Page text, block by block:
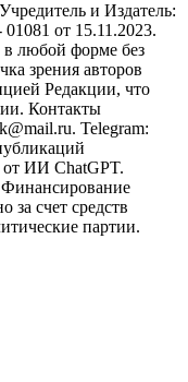
и Издатель:
от 15.11.2023.
в любой форме без
зрения авторов
Редакции, что
Контакты
Telegram:
от ИИ ChatGPT.
за счет средств
партии.